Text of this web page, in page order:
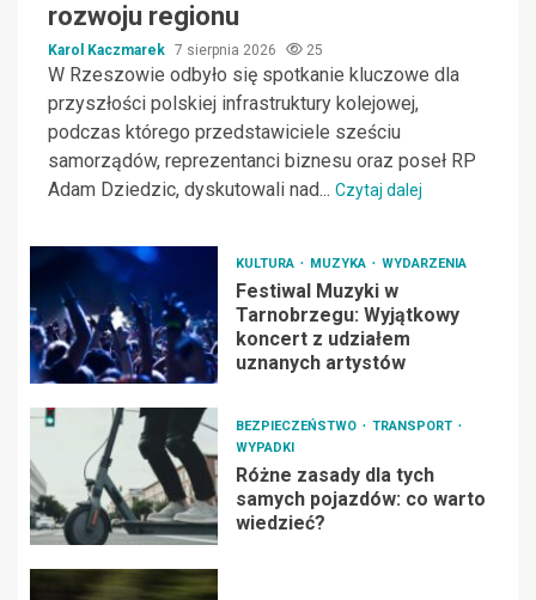
rozwoju regionu
Karol Kaczmarek 7 sierpnia 2026 25
W Rzeszowie odbyło się spotkanie kluczowe dla
przyszłości polskiej infrastruktury kolejowej,
podczas którego przedstawiciele sześciu
samorządów, reprezentanci biznesu oraz poseł RP
Adam Dziedzic, dyskutowali nad... Czytaj dalej
KULTURA MUZYKA WYDARZENIA
Festiwal Muzyki w
Tarnobrzegu: Wyjątkowy
koncert z udziałem
uznanych artystów
BEZPIECZEŃSTWO
TRANSPORT
WYPADKI
Różne zasady dla tych
samych pojazdów: co warto
wiedzieć?